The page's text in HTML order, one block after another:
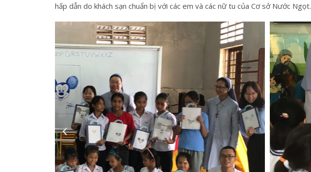
hấp dẫn do khách sạn chuẩn bị với các em và các nữ tu của Cơ sở Nước Ngọt.